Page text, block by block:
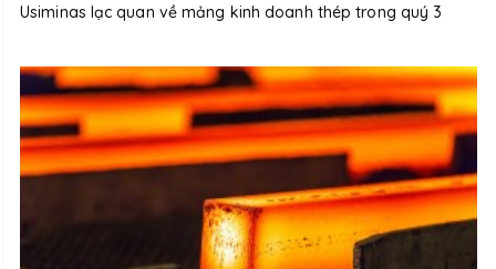
Usiminas lạc quan về mảng kinh doanh thép trong quý 3